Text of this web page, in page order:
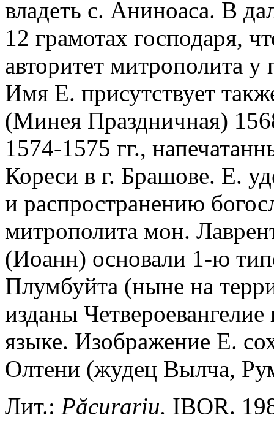
владеть с. Аниноаса. В
12 грамотах господаря,
авторитет митрополита у
Имя Е. присутствует
(Минея Праздничная)
1574-1575 гг.,
Кореси в г. Брашове. Е.
и распространению
митрополита мон.
(Иоанн) основали 1-ю
Плумбуйта (ныне на
изданы
языке. Изображение Е.
Олтени (жудец Вылча,
Лит.: Păcurariu. IBOR.